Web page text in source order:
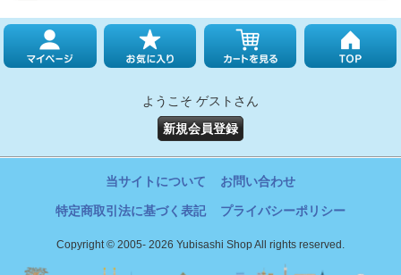
ようこそ ゲストさん
新規会員登録
当サイトについて お問い合わせ
特定商取引法に基づく表記 プライバシーポリシー
Copyright © 2005- 2026 Yubisashi Shop All rights reserved.